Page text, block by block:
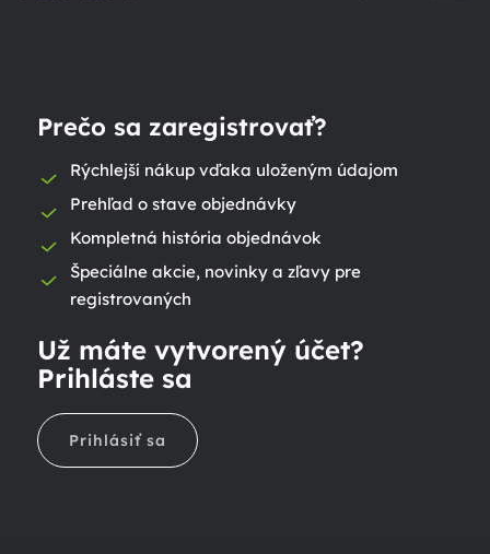
Prečo sa zaregistrovať?
Rýchlejší nákup vďaka uloženým údajom
Prehľad o stave objednávky
Kompletná história objednávok
Špeciálne akcie, novinky a zľavy pre
registrovaných
Už máte vytvorený účet?
Prihláste sa
Prihlásiť sa